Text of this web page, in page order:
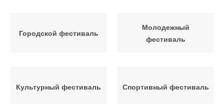
Городской фестиваль
Молодежный
фестиваль
Культурный фестиваль Спортивный фестиваль